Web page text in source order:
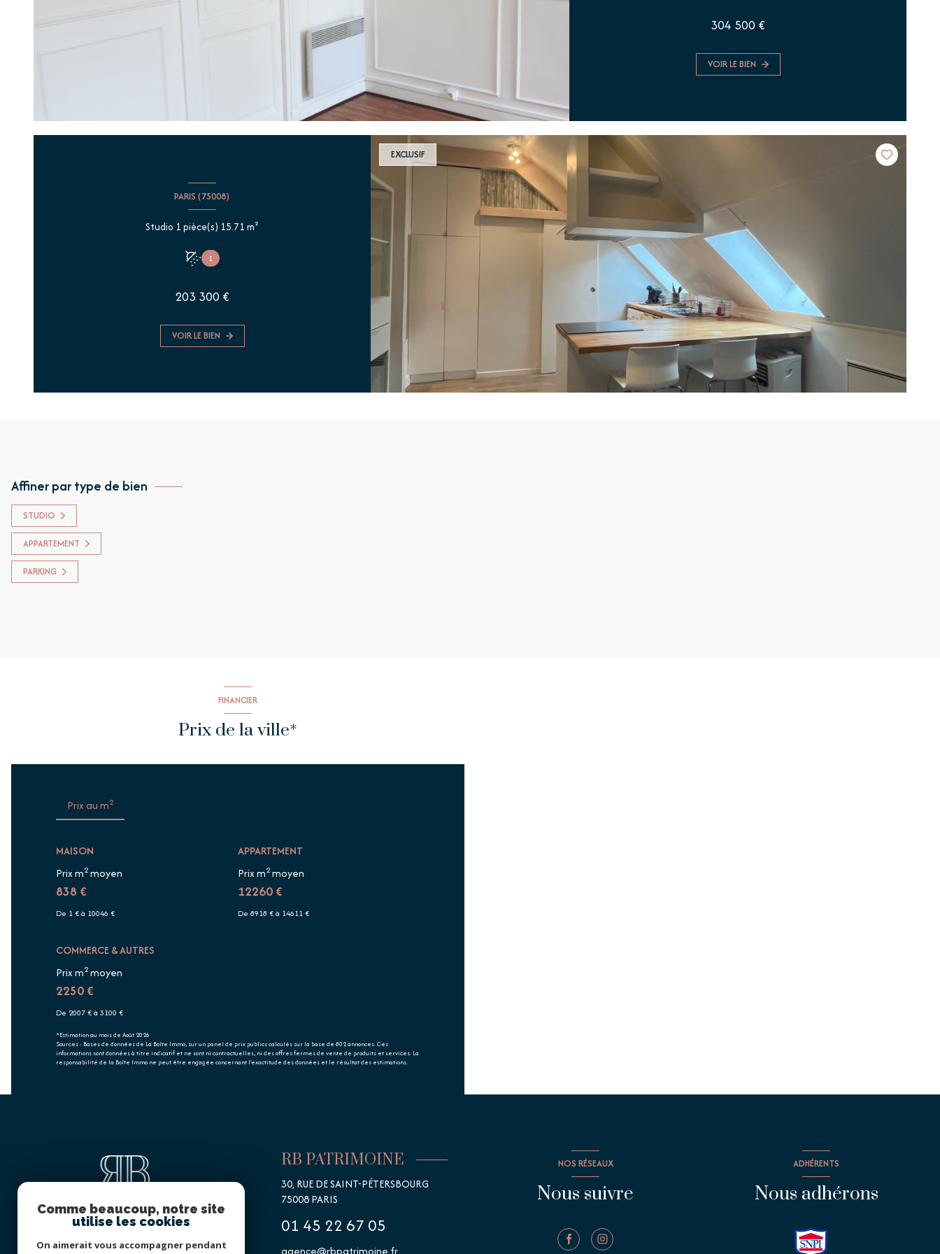
304 500 €
VOIR LE BIEN
EXCLUSIF
PARIS (75008)
Studio 1 pièce(s) 15.71 m²
1
203 300 €
VOIR LE BIEN
Affiner par type de bien
STUDIO
APPARTEMENT
PARKING
FINANCIER
Prix de la ville*
Prix au m2
MAISON
Prix m2moyen
838 €
De 1 € à 10046 €
APPARTEMENT
Prix m2moyen
12260 €
De 8918 € à 14611 €
COMMERCE & AUTRES
Prix m2moyen
2250 €
De 2007 € à 3100 €
*Estimation au mois de Août 2026
Sources : Bases de données de La Boîte Immo, sur un panel de prix publics calculés sur la base de 802 annonces. Ces
informations sont données à titre indicatif et ne sont ni contractuelles, ni des offres fermes de vente de produits et services. La
responsabilité de la Boîte Immo ne peut être engagée concernant l'exactitude des données et le résultat des estimations.
RB PATRIMOINE
30, RUE DE SAINT-PÉTERSBOURG
75008PARIS
01 45 22 67 05
NOS RÉSEAUX
Nous suivre
ADHÉRENTS
Nous adhérons
Comme beaucoup, notre site
utilise les cookies
On aimerait vous accompagner pendant